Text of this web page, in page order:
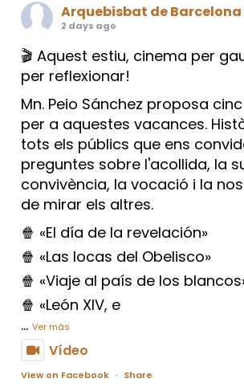
Arquebisbat de Barcelona
2 days ago
🎬 Aquest estiu, cinema per
per reflexionar!
Mn. Peio Sánchez proposa cinc
per a aquestes vacances.
tots els públics que ens
preguntes sobre l'acollida, la
convivència, la vocació i la
de mirar els altres.
🍿 «El día de la revelación»
🍿 «Las locas del Obelisco»
🍿 «Viaje al país de los
🍿 «León XIV, e
... Ver más
Vídeo
View on Facebook · Share